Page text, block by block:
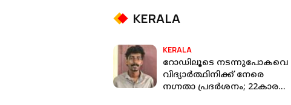
KERALA
KERALA
റോഡിലൂടെ നടന്നുപോകവെ
വിദ്യാര്‍ത്ഥിനിക്ക് നേരെ
നഗ്നതാ പ്രദര്‍ശനം; 22കാരന്‍